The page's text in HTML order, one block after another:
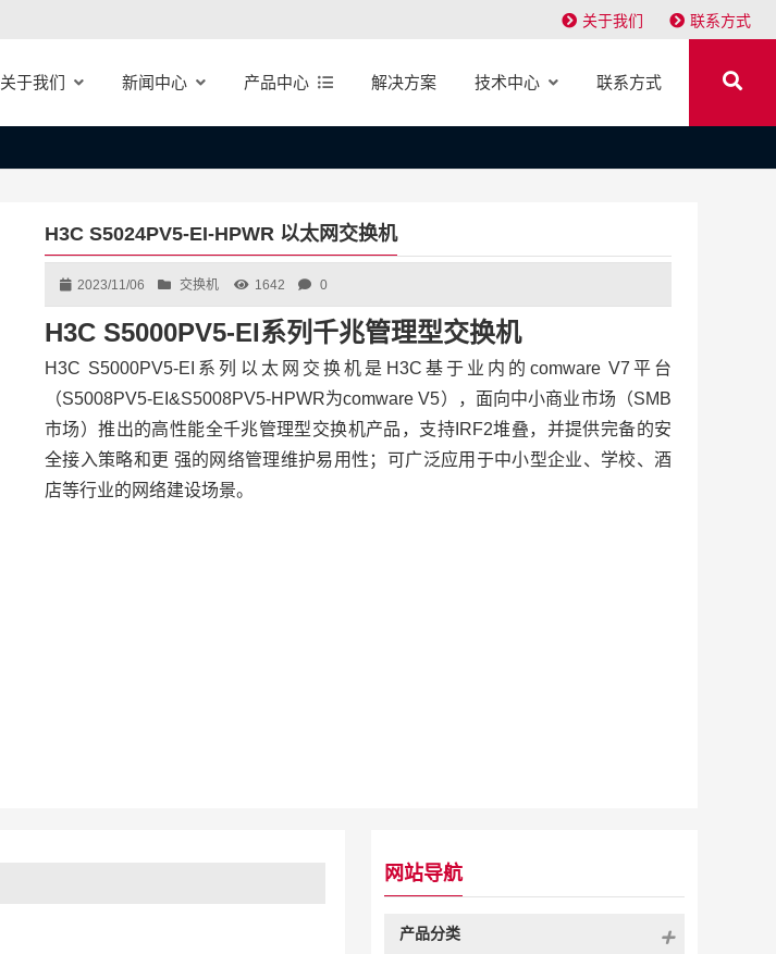
关于我们 联系方式
关于我们 新闻中心 产品中心 解决方案 技术中心 联系方式
H3C S5024PV5-EI-HPWR 以太网交换机
2023/11/06 交换机 1642 0
H3C S5000PV5-EI系列千兆管理型交换机
H3C S5000PV5-EI系列以太网交换机是H3C基于业内的comware V7平台
（S5008PV5-EI&S5008PV5-HPWR为comware V5），面向中小商业市场（SMB
市场）推出的高性能全千兆管理型交换机产品，支持IRF2堆叠，并提供完备的安
全接入策略和更 强的网络管理维护易用性；可广泛应用于中小型企业、学校、酒
店等行业的网络建设场景。
网站导航
产品分类